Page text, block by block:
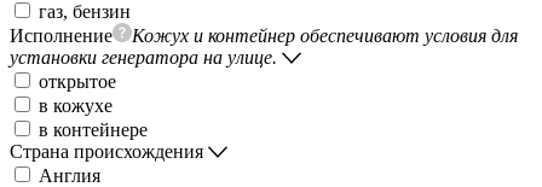
газ, бензин
Исполнение
Кожух и контейнер обеспечивают условия для
установки генератора на улице.
открытое
в кожухе
в контейнере
Страна происхождения
Англия